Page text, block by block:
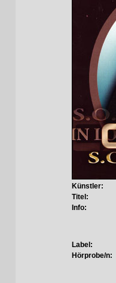
Künstler:
Titel:
Info:
Label:
Hörprobe/n: